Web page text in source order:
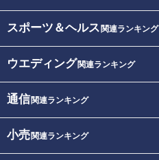
スポーツ＆ヘルス 関連ランキング
ウエディング関連ランキング
通信関連ランキング
小売関連ランキング